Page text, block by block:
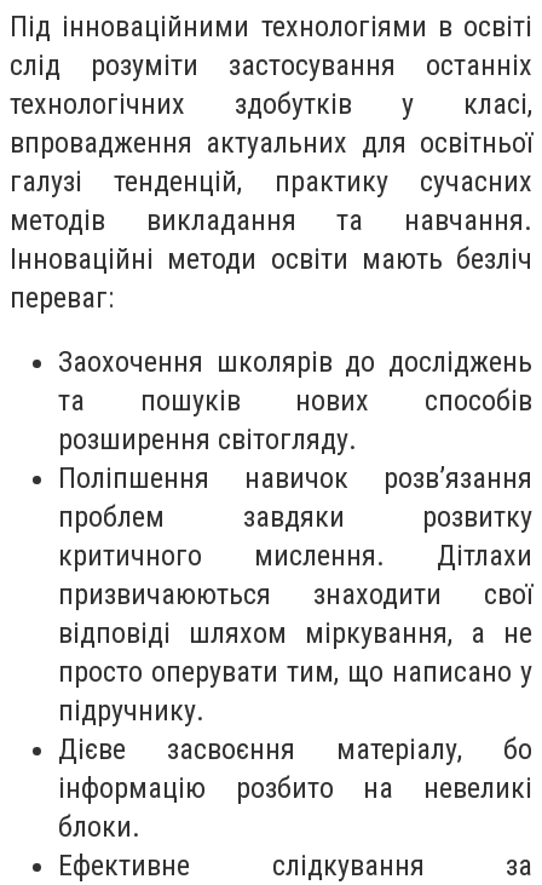
Під інноваційними технологіями в освіті
слід розуміти застосування останніх
технологічних здобутків у класі,
впровадження актуальних для освітньої
галузі тенденцій, практику сучасних
методів викладання та навчання.
Інноваційні методи освіти мають безліч
переваг:
Заохочення школярів до досліджень
та пошуків нових способів
розширення світогляду.
Поліпшення навичок розв’язання
проблем завдяки розвитку
критичного мислення. Дітлахи
призвичаюються знаходити свої
відповіді шляхом міркування, а не
просто оперувати тим, що написано у
підручнику.
Дієве засвоєння матеріалу, бо
інформацію розбито на невеликі
блоки.
Ефективне слідкування за